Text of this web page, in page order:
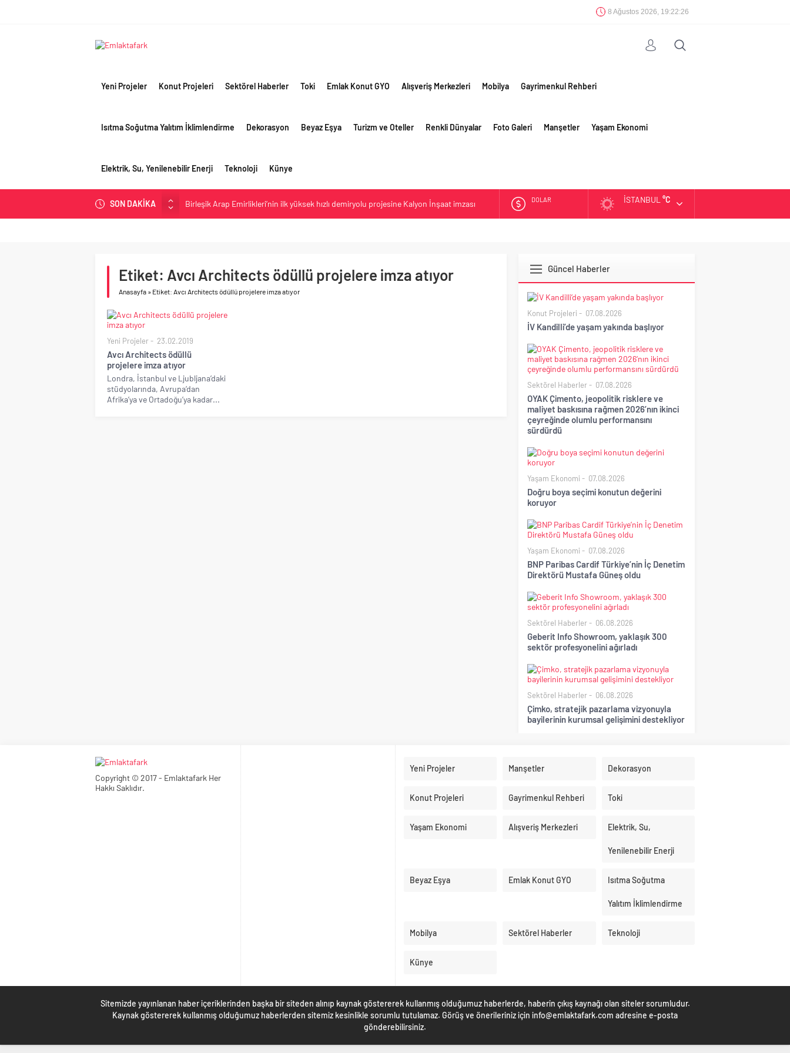
8 Ağustos 2026, 19:22:27
Yeni Projeler Konut Projeleri Sektörel Haberler Toki Emlak Konut GYO Alışveriş Merkezleri Mobilya Gayrimenkul Rehberi
Isıtma Soğutma Yalıtım İklimlendirme Dekorasyon Beyaz Eşya Turizm ve Oteller Renkli Dünyalar Foto Galeri Manşetler Yaşam Ekonomi
Elektrik, Su, Yenilenebilir Enerji Teknoloji Künye
SON DAKİKA
Birleşik Arap Emirlikleri’nin ilk yüksek hızlı demiryolu projesine Kalyon İnşaat imzası
İV Kandilli’de yaşam yakında başlıyor
Geberit Info Showroom, yaklaşık 300 sektör profesyonelini ağırladı
Çimko, stratejik pazarlama vizyonuyla bayilerinin kurumsal gelişimini destekliyor
DOLAR İSTANBUL °C
Etiket: Avcı Architects ödüllü projelere imza atıyor
Anasayfa » Etiket: Avcı Architects ödüllü projelere imza atıyor
Yeni Projeler 23.02.2019
Avcı Architects ödüllü
projelere imza atıyor
Londra, İstanbul ve Ljubljana’daki
stüdyolarında, Avrupa’dan
Afrika’ya ve Ortadoğu’ya kadar...
Güncel Haberler
Konut Projeleri 07.08.2026
İV Kandilli’de yaşam yakında başlıyor
Sektörel Haberler 07.08.2026
OYAK Çimento, jeopolitik risklere ve
maliyet baskısına rağmen 2026’nın ikinci
çeyreğinde olumlu performansını
sürdürdü
Yaşam Ekonomi 07.08.2026
Doğru boya seçimi konutun değerini
koruyor
Yaşam Ekonomi 07.08.2026
BNP Paribas Cardif Türkiye’nin İç Denetim
Direktörü Mustafa Güneş oldu
Sektörel Haberler 06.08.2026
Geberit Info Showroom, yaklaşık 300
sektör profesyonelini ağırladı
Sektörel Haberler 06.08.2026
Çimko, stratejik pazarlama vizyonuyla
bayilerinin kurumsal gelişimini destekliyor
Copyright © 2017 - Emlaktafark Her
Hakkı Saklıdır.
Yeni Projeler Manşetler Dekorasyon
Konut Projeleri Gayrimenkul Rehberi Toki
Yaşam Ekonomi Alışveriş Merkezleri Elektrik, Su,
Yenilenebilir Enerji
Beyaz Eşya Emlak Konut GYO Isıtma Soğutma
Yalıtım İklimlendirme
Mobilya Sektörel Haberler Teknoloji
Künye
Sitemizde yayınlanan haber içeriklerinden başka bir siteden alınıp kaynak göstererek kullanmış olduğumuz haberlerde, haberin çıkış kaynağı olan siteler sorumludur.
Kaynak göstererek kullanmış olduğumuz haberlerden sitemiz kesinlikle sorumlu tutulamaz. Görüş ve önerileriniz için info@emlaktafark.com adresine e-posta
gönderebilirsiniz.